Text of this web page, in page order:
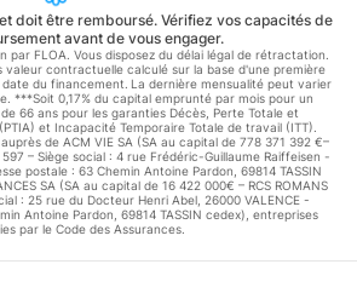
doit être remboursé. Vérifiez vos capacités de
avant de vous engager.
par FLOA. Vous disposez du délai légal de rétractation.
valeur contractuelle calculé sur la base d'une première
du financement. La dernière mensualité peut varier
***Soit 0,17% du capital emprunté par mois pour un
66 ans pour les garanties Décès, Perte Totale et
et Incapacité Temporaire Totale de travail (ITT).
de ACM VIE SA (SA au capital de 778 371 392 €–
597 – Siège social : 4 rue Frédéric-Guillaume Raiffeisen -
postale : 63 Chemin Antoine Pardon, 69814 TASSIN
SA (SA au capital de 16 422 000€ – RCS ROMANS
: 25 rue du Docteur Henri Abel, 26000 VALENCE -
Antoine Pardon, 69814 TASSIN cedex), entreprises
par le Code des Assurances.